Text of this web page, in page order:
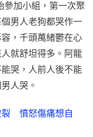
參加小組，第一次聚
男人老狗都哭作一
，千頭萬緒鬱在心
就舒坦得多。阿龍
哭，人前人後不能
人哭。
裂 憤怒傷痛想自